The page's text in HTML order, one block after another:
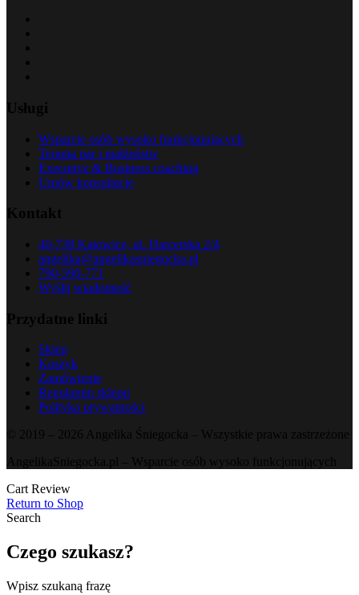
Usługi
Wsparcie osób wysoko funkcjonujących
Terapia par i małżeństw
Executive & Business coaching
Umów konsultację
Kontakt
40-738 Katowice, ul. Harcerska 2/4
angelika@angelikasniegocka.pl
790-590-771
Wyślij wiadomość
Przydatne linki
Sklep
Koszyk
Zamówienie
Regulamin sklepu
Polityka prywatności
© 2019 – 2026 Angelika Śniegocka – Wszystkie prawa zastrzeżone
AngelikaSniegocka.pl – Wsparcie osób wysoko funkcjonujących
Cart Review
Return to Shop
Search
Czego szukasz?
Wpisz szukaną frazę